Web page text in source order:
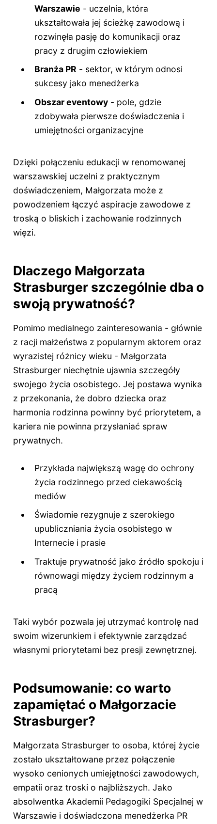
Warszawie - uczelnia, która
ukształtowała jej ścieżkę zawodową i
rozwinęła pasję do komunikacji oraz
pracy z drugim człowiekiem
Branża PR - sektor, w którym odnosi
sukcesy jako menedżerka
Obszar eventowy - pole, gdzie
zdobywała pierwsze doświadczenia i
umiejętności organizacyjne
Dzięki połączeniu edukacji w renomowanej
warszawskiej uczelni z praktycznym
doświadczeniem, Małgorzata może z
powodzeniem łączyć aspiracje zawodowe z
troską o bliskich i zachowanie rodzinnych
więzi.
Dlaczego Małgorzata
Strasburger szczególnie dba o
swoją prywatność?
Pomimo medialnego zainteresowania - głównie
z racji małżeństwa z popularnym aktorem oraz
wyrazistej różnicy wieku - Małgorzata
Strasburger niechętnie ujawnia szczegóły
swojego życia osobistego. Jej postawa wynika
z przekonania, że dobro dziecka oraz
harmonia rodzinna powinny być priorytetem, a
kariera nie powinna przysłaniać spraw
prywatnych.
Przykłada największą wagę do ochrony
życia rodzinnego przed ciekawością
mediów
Świadomie rezygnuje z szerokiego
upubliczniania życia osobistego w
Internecie i prasie
Traktuje prywatność jako źródło spokoju i
równowagi między życiem rodzinnym a
pracą
Taki wybór pozwala jej utrzymać kontrolę nad
swoim wizerunkiem i efektywnie zarządzać
własnymi priorytetami bez presji zewnętrznej.
Podsumowanie: co warto
zapamiętać o Małgorzacie
Strasburger?
Małgorzata Strasburger to osoba, której życie
zostało ukształtowane przez połączenie
wysoko cenionych umiejętności zawodowych,
empatii oraz troski o najbliższych. Jako
absolwentka Akademii Pedagogiki Specjalnej w
Warszawie i doświadczona menedżerka PR